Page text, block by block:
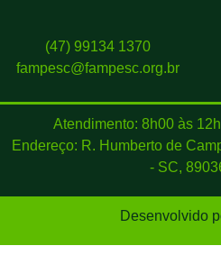
(47) 99134 1370
fampesc@fampesc.org.br
Atendimento: 8h00 às
Endereço: R. Humberto de
- SC,
Desenvolvido